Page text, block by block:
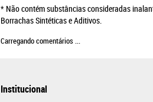
* Não contém substâncias consideradas
Borrachas Sintéticas e Aditivos.
Carregando comentários ...
Institucional